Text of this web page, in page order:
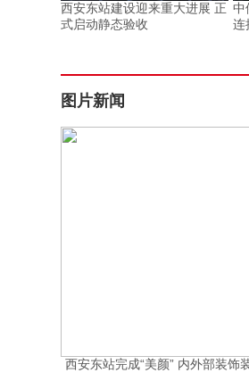
西安东站建设迎来重大进展 正
式启动静态验收
中
连
图片新闻
西安东站完成“美颜” 内外部装饰